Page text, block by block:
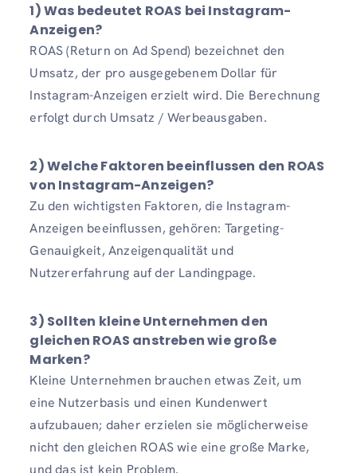
1) Was bedeutet ROAS bei Instagram-
Anzeigen?
ROAS (Return on Ad Spend) bezeichnet den
Umsatz, der pro ausgegebenem Dollar für
Instagram-Anzeigen erzielt wird. Die Berechnung
erfolgt durch Umsatz / Werbeausgaben.
2) Welche Faktoren beeinflussen den ROAS
von Instagram-Anzeigen?
Zu den wichtigsten Faktoren, die Instagram-
Anzeigen beeinflussen, gehören: Targeting-
Genauigkeit, Anzeigenqualität und
Nutzererfahrung auf der Landingpage.
3) Sollten kleine Unternehmen den
gleichen ROAS anstreben wie große
Marken?
Kleine Unternehmen brauchen etwas Zeit, um
eine Nutzerbasis und einen Kundenwert
aufzubauen; daher erzielen sie möglicherweise
nicht den gleichen ROAS wie eine große Marke,
und das ist kein Problem.